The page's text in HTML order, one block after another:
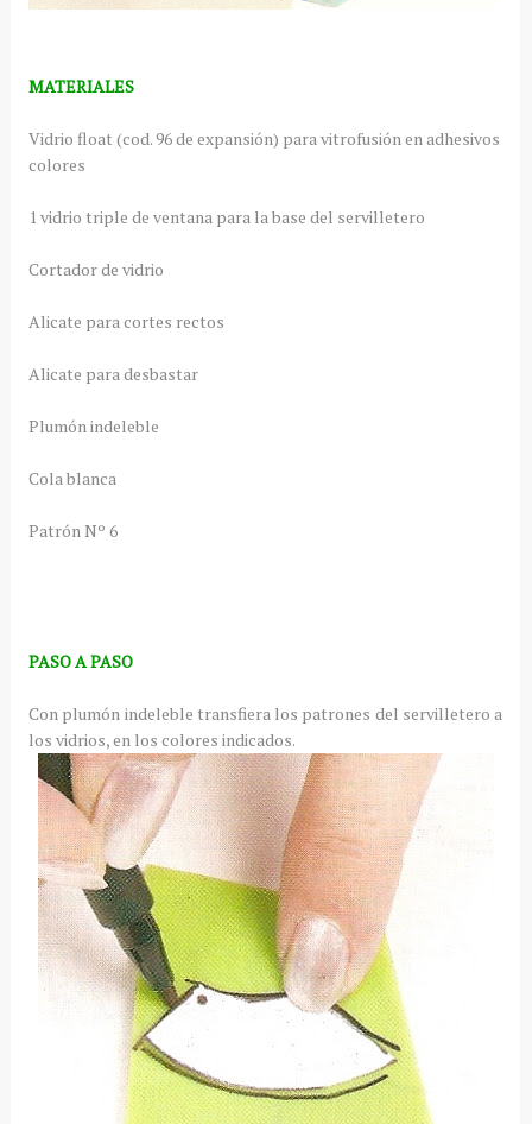
MATERIALES
Vidrio float (cod. 96 de expansión) para vitrofusión en adhesivos
colores
1 vidrio triple de ventana para la base del servilletero
Cortador de vidrio
Alicate para cortes rectos
Alicate para desbastar
Plumón indeleble
Cola blanca
Patrón Nº 6
PASO A PASO
Con plumón indeleble transfiera los patrones del servilletero a
los vidrios, en los colores indicados.